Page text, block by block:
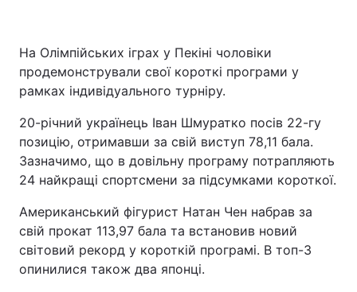
На Олімпійських іграх у Пекіні чоловіки
продемонстрували свої короткі програми у
рамках індивідуального турніру.
20-річний українець Іван Шмуратко посів 22-гу
позицію, отримавши за свій виступ 78,11 бала.
Зазначимо, що в довільну програму потрапляють
24 найкращі спортсмени за підсумками короткої.
Американський фігурист Натан Чен набрав за
свій прокат 113,97 бала та встановив новий
світовий рекорд у короткій програмі. В топ-3
опинилися також два японці.